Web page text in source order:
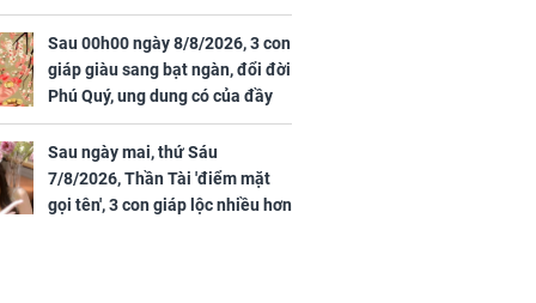
ngày
3 con giáp
bạt ngàn,
Quý, ung
đầy nhà,
hưng thịnh
7 triệu đồng
Sau 00h00 ngày 8/8/2026, 3 con
giáp giàu sang bạt ngàn, đổi đời
Phú Quý, ung dung có của đầy
nhà, ngày càng hưng thịnh sung
túc
Sau ngày mai, thứ Sáu
7/8/2026, Thần Tài 'điểm mặt
gọi tên', 3 con giáp lộc nhiều hơn